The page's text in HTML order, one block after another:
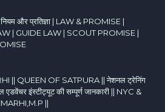
और प्रतिज्ञा | LAW & PROMISE |
| GUIDE LAW | SCOUT PROMISE |
|| QUEEN OF SATPURA || नेशनल ट्रेनिंग
इंस्टीट्यूट की सम्पूर्ण जानकारी || NYC &
||